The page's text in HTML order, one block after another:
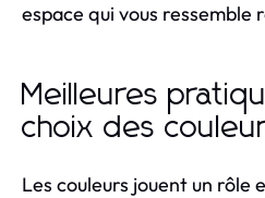
espace qui vous ressemble
Meilleures
choix des
Les couleurs jouent un rôle